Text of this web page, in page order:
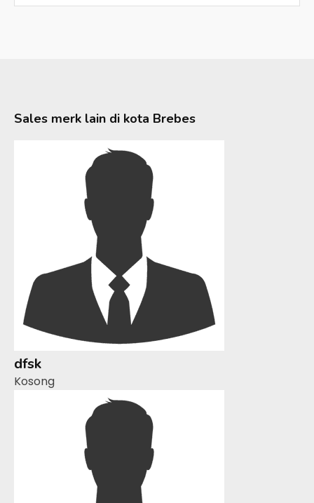
Sales merk lain di kota Brebes
dfsk
Kosong